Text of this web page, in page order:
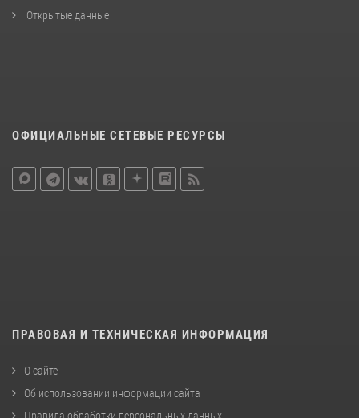
Открытые данные
ОФИЦИАЛЬНЫЕ СЕТЕВЫЕ РЕСУРСЫ
ПРАВОВАЯ И ТЕХНИЧЕСКАЯ ИНФОРМАЦИЯ
О сайте
Об использовании информации сайта
Правила обработки персональных данных